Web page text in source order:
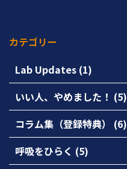
カテゴリー
Lab Updates (1)
いい人、やめました！ (5)
コラム集（登録特典） (6)
呼吸をひらく (5)